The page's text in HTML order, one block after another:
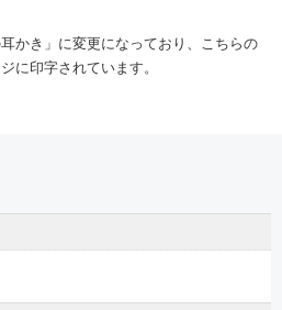
かき」に変更になっており、こちらの
に印字されています。